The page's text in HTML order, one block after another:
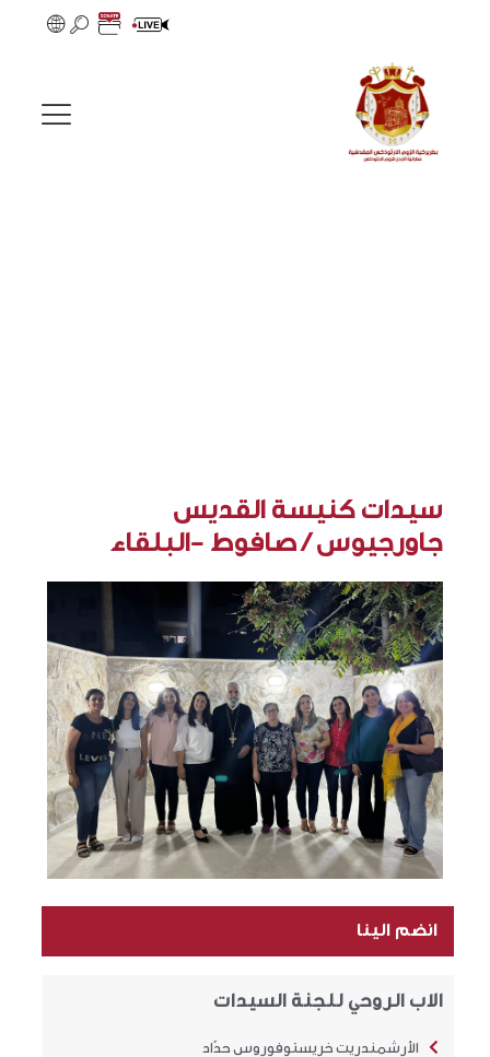
سيدات كنيسة القديس
جاورجيوس / صافوط -البلقاء
انضم الينا
الاب الروحي للجنة السيدات
الأرشمندريت خريستوفوروس حدّاد